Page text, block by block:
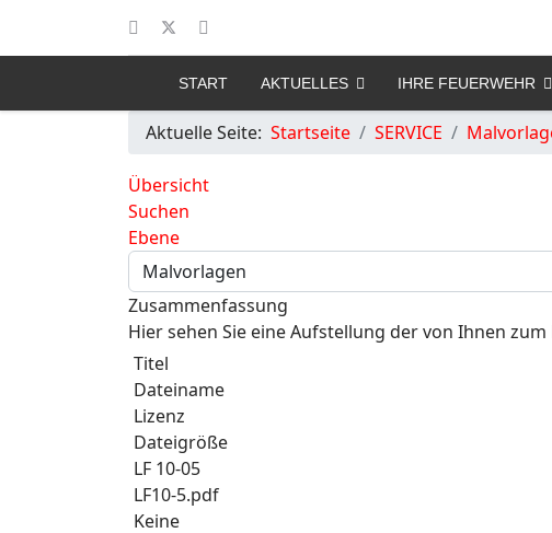
START AKTUELLES IHRE FEUERWEHR
Aktuelle Seite: Startseite SERVICE
Übersicht
Suchen
Ebene
Zusammenfassung
Hier sehen Sie eine Aufstellung der von Ihnen
Titel
Dateiname
Lizenz
Dateigröße
LF 10-05
LF10-5.pdf
Keine